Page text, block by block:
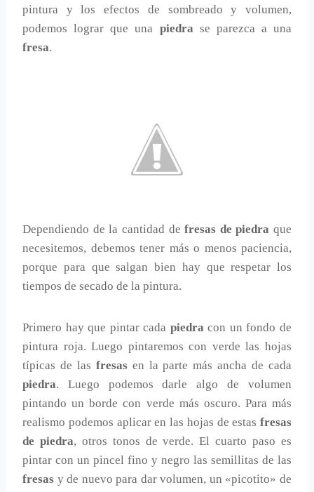
pintura y los efectos de sombreado y volumen,
podemos lograr que una piedra se parezca a una
fresa.
Dependiendo de la cantidad defresas de piedra que
necesitemos, debemos tener más o menos paciencia,
porque para que salgan bien hay que respetar los
tiempos de secado de la pintura.
Primero hay que pintar cada piedra con un fondo de
pintura roja. Luego pintaremos con verde las hojas
típicas de las fresasen la parte más ancha de cada
piedra. Luego podemos darle algo de volumen
pintando un borde con verde más oscuro. Para más
realismo podemos aplicar en las hojas de estas fresas
de piedra, otros tonos de verde. El cuarto paso es
pintar con un pincel fino y negro las semillitas de las
fresas y de nuevo para dar volumen, un «picotito» de